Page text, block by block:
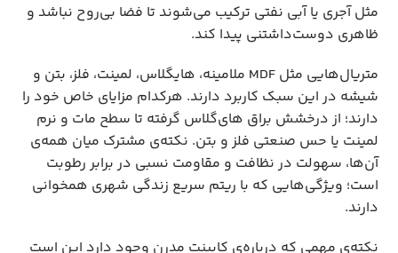
مثل آجری یا آبی نفتی ترکیب می‌شوند تا فضا ‌بی‌روح نباشد و
ظاهری دوست‌داشتنی پیدا کند.
متریال‌هایی مثل MDF ملامینه، هایگلاس، لمینت، فلز، بتن و
شیشه در این سبک کاربرد دارند. هرکدام مزایای خاص خود را
دارند؛ از درخشش براق های‌گلاس گرفته تا سطح مات و نرم
لمینت یا حس صنعتی فلز و بتن. نکته‌ی مشترک میان همه‌ی
آن‌ها، سهولت در نظافت و مقاومت نسبی در برابر رطوبت
است؛ ویژگی‌هایی که با ریتم سریع زندگی شهری همخوانی
دارند.
نکته‌ی مهمی که درباره‌ی کابینت مدرن وجود دارد این است